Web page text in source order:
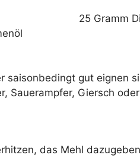
25 Gramm
sai­son­be­dingt gut eig­nen
Sau­er­amp­fer, Giersch
das Mehl